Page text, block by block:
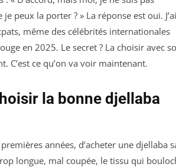
je peux la porter ? » La réponse est oui.
même des célébrités internationales
en 2025. Le secret ? La choisir avec
C’est ce qu’on va voir maintenant.
la bonne djellaba
premières années, d’acheter une djellaba
longue, mal coupée, le tissu qui